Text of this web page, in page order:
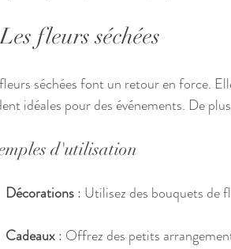
fleurs séchées
séchées font un retour en force.
idéales pour des événements. De
d'utilisation
Décorations : Utilisez des bouquets de
Cadeaux : Offrez des petits